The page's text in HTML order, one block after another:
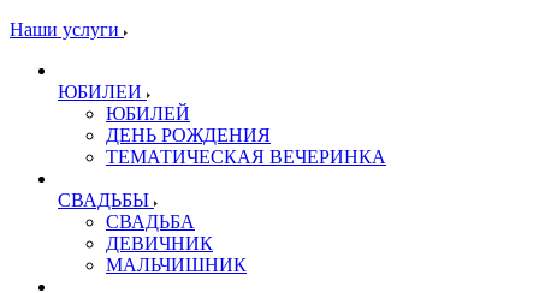
Наши услуги
ЮБИЛЕИ
ЮБИЛЕЙ
ДЕНЬ РОЖДЕНИЯ
ТЕМАТИЧЕСКАЯ ВЕЧЕРИНКА
СВАДЬБЫ
СВАДЬБА
ДЕВИЧНИК
МАЛЬЧИШНИК